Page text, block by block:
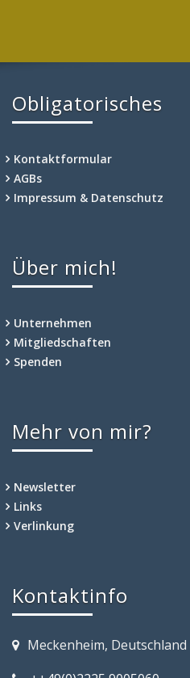
Obligatorisches
Kontaktformular
AGBs
Impressum & Datenschutz
Über mich!
Unternehmen
Mitgliedschaften
Spenden
Mehr von mir?
Newsletter
Links
Verlinkung
Kontaktinfo
Meckenheim, Deutschland